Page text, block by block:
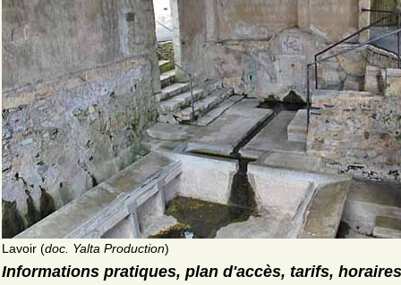
Lavoir (doc. Yalta Production)
Informations pratiques, plan d'accès, tarifs, horaires